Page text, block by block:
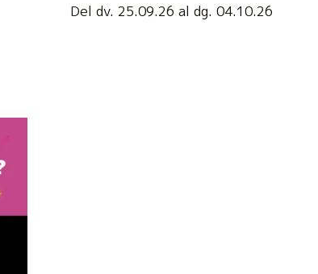
Del dv. 25.09.26 al dg. 04.10.26